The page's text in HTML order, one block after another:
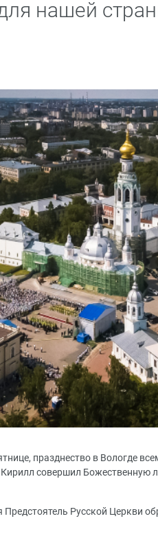
нашей
празднество в Вологде
совершил Божественную
Предстоятель Русской Церкви